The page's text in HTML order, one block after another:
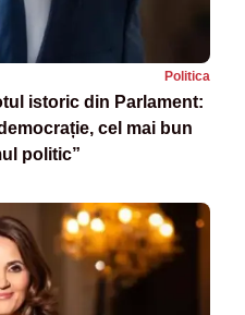
Politica
istoric din Parlament:
cel mai bun
politic”